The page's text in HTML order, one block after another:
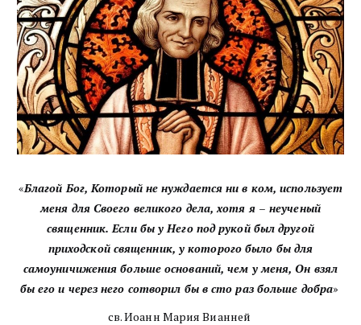
«Благой Бог, Который не нуждается ни в ком, использует
меня для Своего великого дела, хотя я – неученый
священник. Если бы у Него под рукой был другой
приходской священник, у которого было бы для
самоуничижения больше оснований, чем у меня, Он взял
бы его и через него сотворил бы в сто раз больше добра»
св. Иоанн Мария Вианней